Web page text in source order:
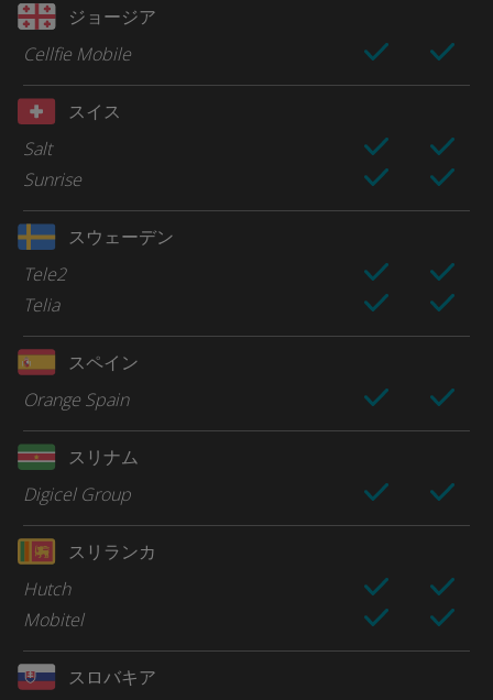
ジョージア
Cellfie Mobile
スイス
Salt
Sunrise
スウェーデン
Tele2
Telia
スペイン
Orange Spain
スリナム
Digicel Group
スリランカ
Hutch
Mobitel
スロバキア